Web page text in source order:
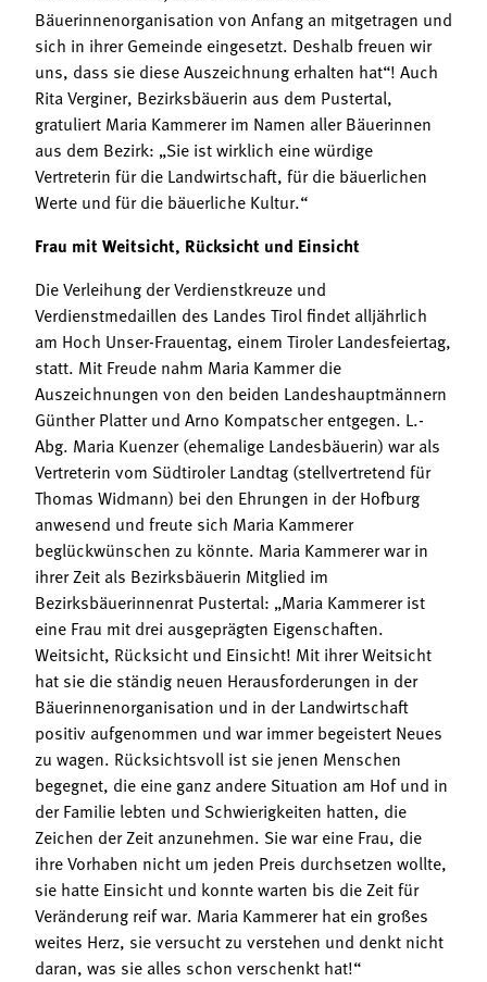
Bäuerinnenorganisation von Anfang an mitgetragen und
sich in ihrer Gemeinde eingesetzt. Deshalb freuen wir
uns, dass sie diese Auszeichnung erhalten hat“! Auch
Rita Verginer, Bezirksbäuerin aus dem Pustertal,
gratuliert Maria Kammerer im Namen aller Bäuerinnen
aus dem Bezirk: „Sie ist wirklich eine würdige
Vertreterin für die Landwirtschaft, für die bäuerlichen
Werte und für die bäuerliche Kultur.“
Frau mit Weitsicht, Rücksicht und Einsicht
Die Verleihung der Verdienstkreuze und
Verdienstmedaillen des Landes Tirol findet alljährlich
am Hoch Unser-Frauentag, einem Tiroler Landesfeiertag,
statt. Mit Freude nahm Maria Kammer die
Auszeichnungen von den beiden Landeshauptmännern
Günther Platter und Arno Kompatscher entgegen. L.-
Abg. Maria Kuenzer (ehemalige Landesbäuerin) war als
Vertreterin vom Südtiroler Landtag (stellvertretend für
Thomas Widmann) bei den Ehrungen in der Hofburg
anwesend und freute sich Maria Kammerer
beglückwünschen zu könnte. Maria Kammerer war in
ihrer Zeit als Bezirksbäuerin Mitglied im
Bezirksbäuerinnenrat Pustertal: „Maria Kammerer ist
eine Frau mit drei ausgeprägten Eigenschaften.
Weitsicht, Rücksicht und Einsicht! Mit ihrer Weitsicht
hat sie die ständig neuen Herausforderungen in der
Bäuerinnenorganisation und in der Landwirtschaft
positiv aufgenommen und war immer begeistert Neues
zu wagen. Rücksichtsvoll ist sie jenen Menschen
begegnet, die eine ganz andere Situation am Hof und in
der Familie lebten und Schwierigkeiten hatten, die
Zeichen der Zeit anzunehmen. Sie war eine Frau, die
ihre Vorhaben nicht um jeden Preis durchsetzen wollte,
sie hatte Einsicht und konnte warten bis die Zeit für
Veränderung reif war. Maria Kammerer hat ein großes
weites Herz, sie versucht zu verstehen und denkt nicht
daran, was sie alles schon verschenkt hat!“